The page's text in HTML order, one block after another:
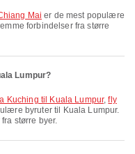
Mai er de mest populære
forbindelser fra større
Lumpur?
Kuching til Kuala Lumpur,fly
byruter til Kuala Lumpur.
større byer.